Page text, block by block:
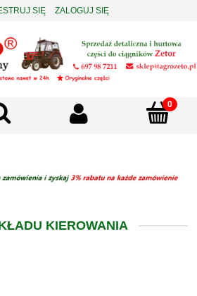
SIĘ ZALOGUJ SIĘ
KIEROWANIA